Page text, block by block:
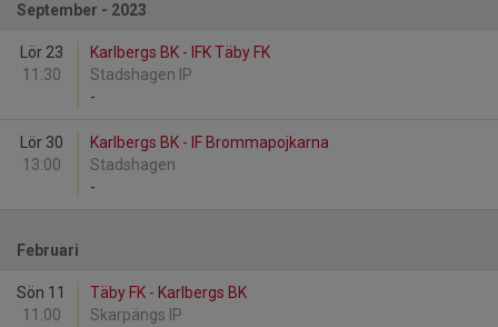
September - 2023
Lör 23
11:30
Karlbergs BK - IFK Täby FK
Stadshagen IP
-
Lör 30
13:00
Karlbergs BK - IF Brommapojkarna
Stadshagen
-
Februari
Sön 11
11:00
Täby FK - Karlbergs BK
Skarpängs IP